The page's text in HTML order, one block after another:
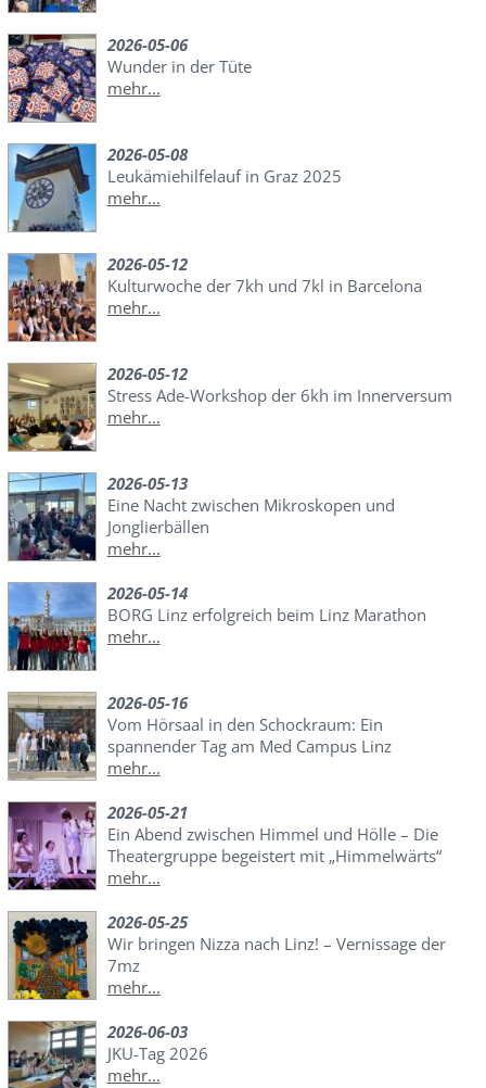
2026-05-06
Wunder in der Tüte
mehr...
2026-05-08
Leukämiehilfelauf in Graz 2025
mehr...
2026-05-12
Kulturwoche der 7kh und 7kl in Barcelona
mehr...
2026-05-12
Stress Ade-Workshop der 6kh im Innerversum
mehr...
2026-05-13
Eine Nacht zwischen Mikroskopen und
Jonglierbällen
mehr...
2026-05-14
BORG Linz erfolgreich beim Linz Marathon
mehr...
2026-05-16
Vom Hörsaal in den Schockraum: Ein
spannender Tag am Med Campus Linz
mehr...
2026-05-21
Ein Abend zwischen Himmel und Hölle – Die
Theatergruppe begeistert mit „Himmelwärts“
mehr...
2026-05-25
Wir bringen Nizza nach Linz! – Vernissage der
7mz
mehr...
2026-06-03
JKU-Tag 2026
mehr...